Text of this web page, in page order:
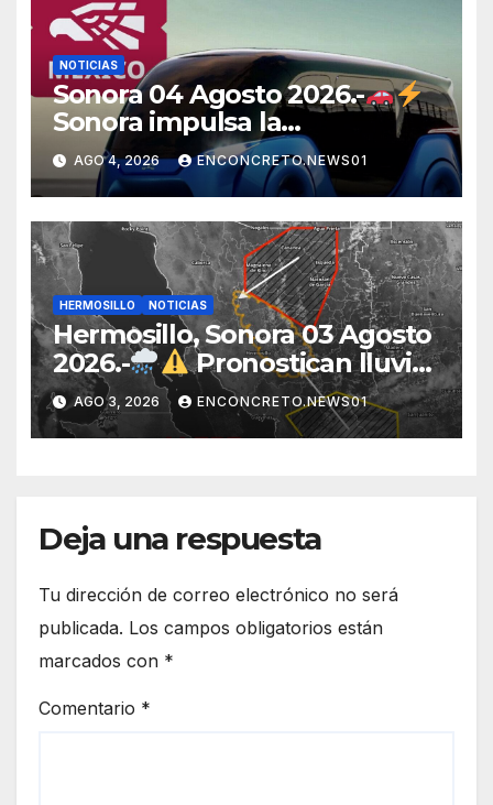
NOTICIAS
Sonora 04 Agosto 2026.-
Sonora impulsa la
electromovilidad con
«Beyond», un vehículo
eléctrico desarrollado junto al
ITH
AGO 4, 2026 ENCONCRETO.NEWS01
HERMOSILLO NOTICIAS
Hermosillo, Sonora 03 Agosto
2026.-
Pronostican lluvias
para Hermosillo esta noche;
norte de Sonora registra
mayor potencial de
AGO 3, 2026 ENCONCRETO.NEWS01
Deja una respuesta
Tu dirección de correo electrónico no será
publicada. Los campos obligatorios están
marcados con *
Comentario *